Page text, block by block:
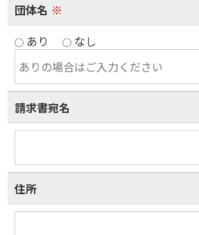
団体名 ※
あり
なし
請求書宛名
住所